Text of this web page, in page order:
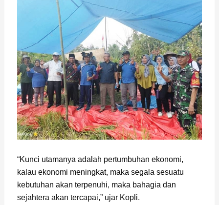
“Kunci utamanya adalah pertumbuhan ekonomi,
kalau ekonomi meningkat, maka segala sesuatu
kebutuhan akan terpenuhi, maka bahagia dan
sejahtera akan tercapai,” ujar Kopli.